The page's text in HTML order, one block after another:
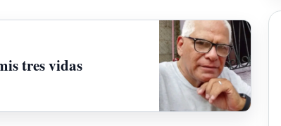
tres vidas